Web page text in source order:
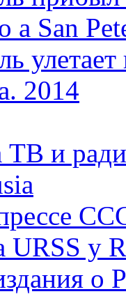
a San
2014
ТВ и
URSS y
о